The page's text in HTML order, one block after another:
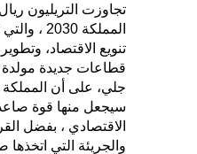
تجاوزت التريليون
المملكة
تنويع الاقتصاد،
قطاعات جديدة
جلي، على أن المملكة
سيجعل منها قوة
الاقتصادي ، بفضل
والجريئة التي